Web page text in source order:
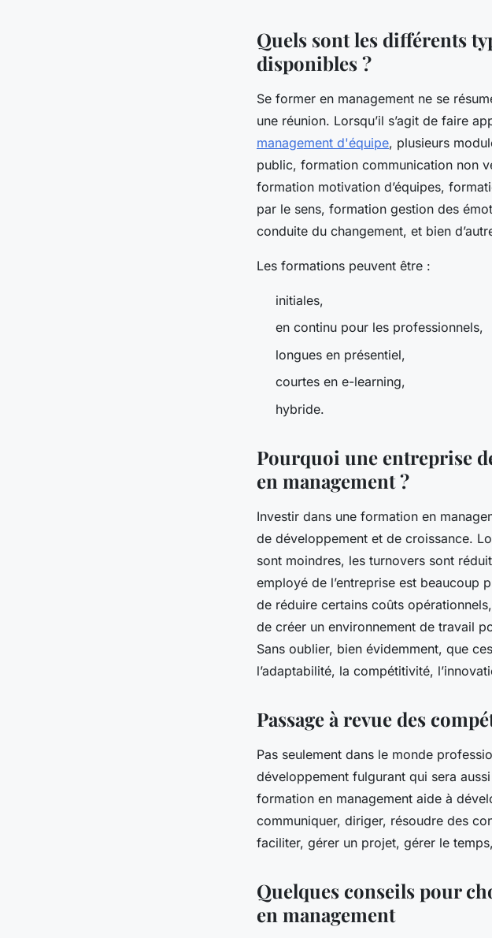
Quels sont les différents
disponibles ?
Se former en management ne se
une réunion. Lorsqu’il s’agit de faire
management d'équipe, plusieurs
public, formation communication non
formation motivation d’équipes,
par le sens, formation gestion des
conduite du changement, et bien
Les formations peuvent être :
initiales,
en continu pour les professionnels,
longues en présentiel,
courtes en e-learning,
hybride.
Pourquoi une entreprise
en management ?
Investir dans une formation en
de développement et de croissance.
sont moindres, les turnovers sont
employé de l’entreprise est beaucoup
de réduire certains coûts
de créer un environnement de travail
Sans oublier, bien évidemment, que
l’adaptabilité, la compétitivité,
Passage à revue des
Pas seulement dans le monde
développement fulgurant qui sera
formation en management aide à
communiquer, diriger, résoudre des
faciliter, gérer un projet, gérer le
Quelques conseils pour
en management